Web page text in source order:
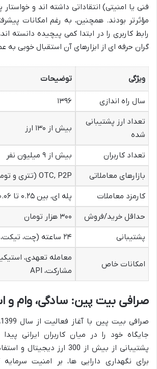
فنی یا امنیتی) انتقاداتی داشته اند و
مؤثرتر بودند. همچنین، به رغم امکانات
رابط کاربری را در ابتدا کمی پیچیده دانسته
گران حرفه ای از ابزارهای آن استقبال خوبی به
ویژگی توضیحات
سال راه اندازی
۱۳۹۶
تعداد ارز پشتیبانی
شده
بیش از ۱۳۰ ارز
تعداد کاربران
بیش از ۹ میلیون نفر
بازارهای معاملاتی
OTC, P2P (تتری و تومانی)
کارمزد معاملات
پله ای، بین ۰.۲۵ تا ۰.۰۶ درصد
حداقل خرید/فروش
۳۰۰ هزار تومان
پشتیبانی
۲۴ ساعته (چت، تیکت، تلفن)
امکانات خاص
معامله تعهدی،
مشارکت، API
صرافی بیت پین: سادگی، وام و
جایگاه خود را در میان کاربران ایرانی
پشتیبانی از بیش از 300 ارز
برای نگهداری دارایی ها، بر امنیت سرمایه